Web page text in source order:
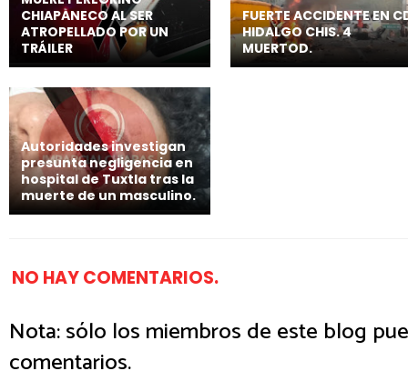
CHIAPANECO AL SER
ATROPELLADO POR UN
TRÁILER
FUERTE ACCIDENTE EN
HIDALGO CHIS. 4
MUERTOD.
Autoridades investigan
presunta negligencia en
hospital de Tuxtla tras la
muerte de un masculino.
NO HAY COMENTARIOS.
Nota: sólo los miembros de este blog
comentarios.